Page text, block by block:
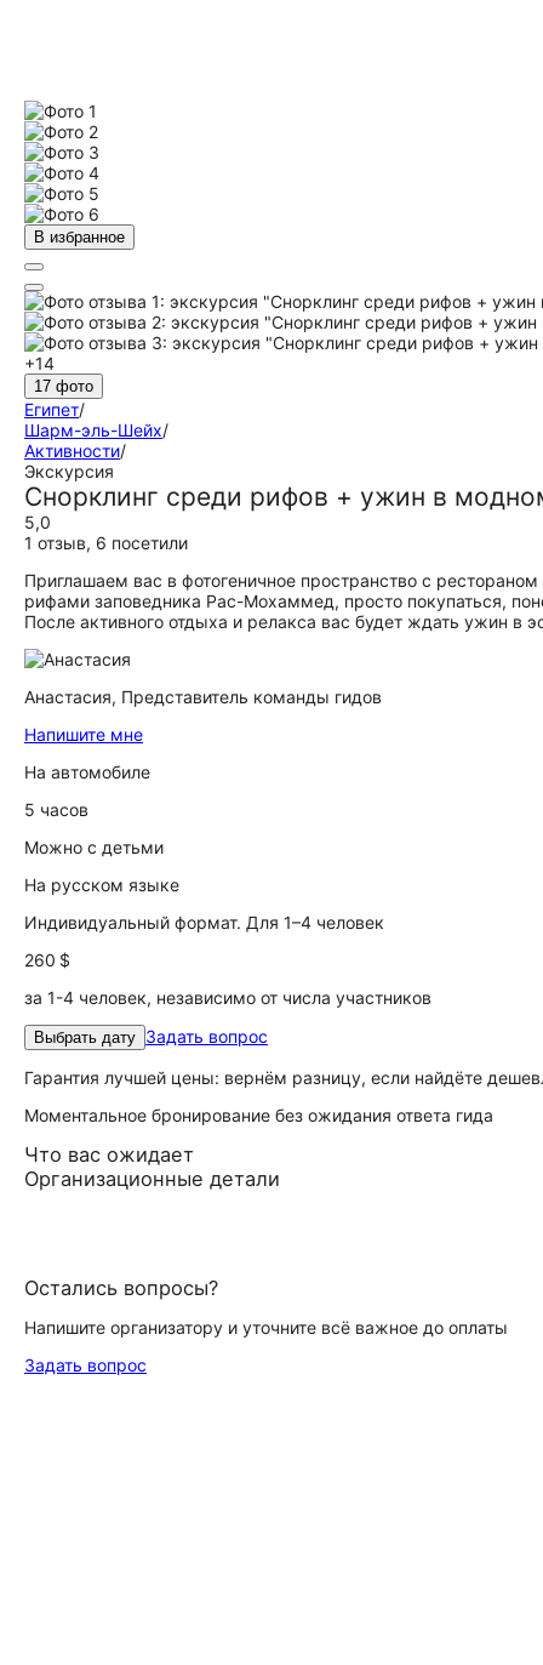
В избранное
+14
17 фото
Египет/
Шарм-эль-Шейх/
Активности/
Экскурсия
Снорклинг среди рифов + ужин в
5,0
1 отзыв, 6 посетили
Приглашаем вас в фотогеничное пространство с
рифами заповедника Рас-Мохаммед, просто покупаться,
После активного отдыха и релакса вас будет ждать ужин в
Анастасия, Представитель команды гидов
Напишите мне
На автомобиле
5 часов
Можно с детьми
На русском языке
Индивидуальный формат. Для 1–4 человек
260 $
за 1-4 человек, независимо от числа участников
Выбрать дату Задать вопрос
Гарантия лучшей цены: вернём разницу, если найдёте
Моментальное бронирование без ожидания ответа гида
Что вас ожидает
Организационные детали
Остались вопросы?
Напишите организатору и уточните всё важное до оплаты
Задать вопрос